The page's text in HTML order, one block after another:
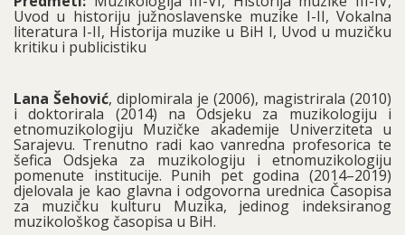
Uvod u historiju južnoslavenske muzike I-II, Vokalna
literatura I-II, Historija muzike u BiH I, Uvod u muzičku
kritiku i publicistiku
Lana Šehović, diplomirala je (2006), magistrirala (2010)
i doktorirala (2014) na Odsjeku za muzikologiju i
etnomuzikologiju Muzičke akademije Univerziteta u
Sarajevu. Trenutno radi kao vanredna profesorica te
šefica Odsjeka za muzikologiju i etnomuzikologiju
pomenute institucije. Punih pet godina (2014–2019)
djelovala je kao glavna i odgovorna urednica Časopisa
za muzičku kulturu Muzika, jedinog indeksiranog
muzikološkog časopisa u BiH.